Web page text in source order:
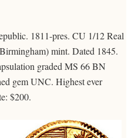
1811-pres. CU 1/12 Real
mint. Dated 1845.
graded MS 66 BN
gem UNC. Highest ever
$200.